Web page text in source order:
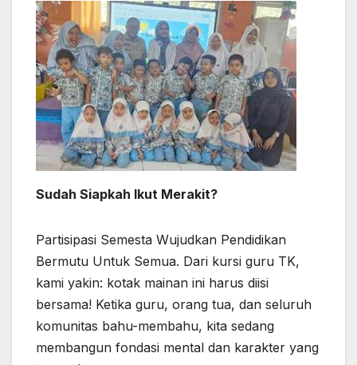
Sudah Siapkah Ikut Merakit?
Partisipasi Semesta Wujudkan Pendidikan
Bermutu Untuk Semua. Dari kursi guru TK,
kami yakin: kotak mainan ini harus diisi
bersama! Ketika guru, orang tua, dan seluruh
komunitas bahu-membahu, kita sedang
membangun fondasi mental dan karakter yang